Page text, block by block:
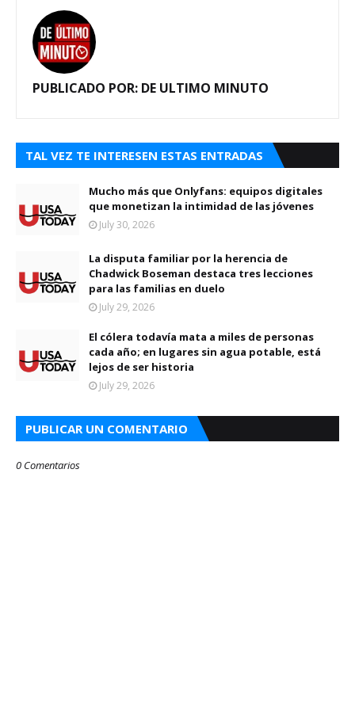
PUBLICADO POR: DE ULTIMO MINUTO
TAL VEZ TE INTERESEN ESTAS ENTRADAS
Mucho más que Onlyfans: equipos digitales
que monetizan la intimidad de las jóvenes
July 30, 2026
La disputa familiar por la herencia de
Chadwick Boseman destaca tres lecciones
para las familias en duelo
July 29, 2026
El cólera todavía mata a miles de personas
cada año; en lugares sin agua potable, está
lejos de ser historia
July 29, 2026
PUBLICAR UN COMENTARIO
0 Comentarios